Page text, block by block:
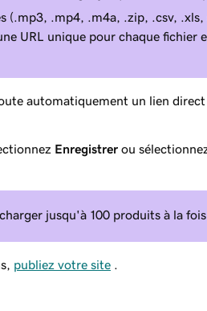
(.mp3, .mp4, .m4a, .zip, .csv, .xls,
URL unique pour chaque fichier
automatiquement un lien
Enregistrer ou
jusqu'à 100 produits à la
publiez votre site